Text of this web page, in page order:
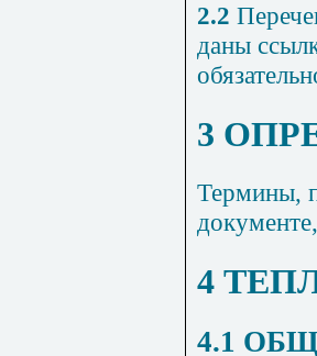
2.2
даны
3
Термины,
4
4.1